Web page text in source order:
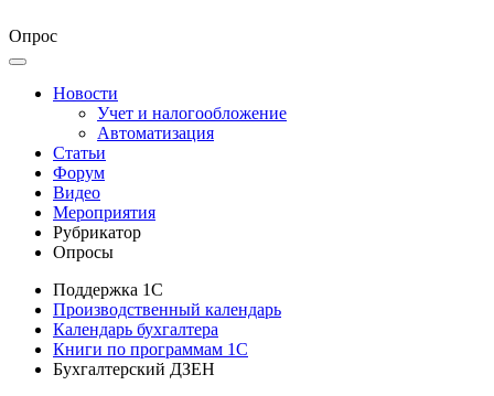
Опрос
Новости
Учет и налогообложение
Автоматизация
Статьи
Форум
Видео
Мероприятия
Рубрикатор
Опросы
Поддержка 1С
Производственный календарь
Календарь бухгалтера
Книги по программам 1С
Бухгалтерский ДЗЕН